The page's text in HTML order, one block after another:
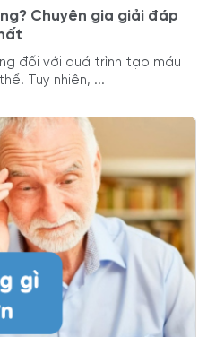
Chuyên gia giải đáp
đối với quá trình tạo máu
Tuy nhiên, ...